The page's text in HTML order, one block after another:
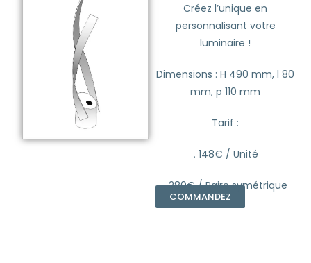
COMMANDEZ
Créez l’unique en
personnalisant votre
luminaire !
Dimensions : H 490 mm, l 80
mm, p 110 mm
Tarif :
. 148€ / Unité
.280€ / Paire symétrique